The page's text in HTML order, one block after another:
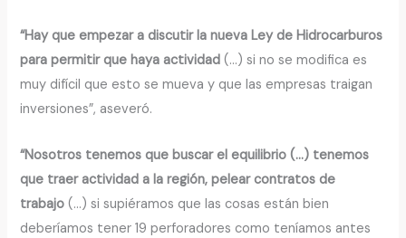
“Hay que empezar a discutir la nueva Ley de Hidrocarburos
para permitir que haya actividad(…) si no se modifica es
muy difícil que esto se mueva y que las empresas traigan
inversiones”, aseveró.
“Nosotros tenemos que buscar el equilibrio (…) tenemos
que traer actividad a la región, pelear contratos de
trabajo(…) si supiéramos que las cosas están bien
deberíamos tener 19 perforadores como teníamos antes